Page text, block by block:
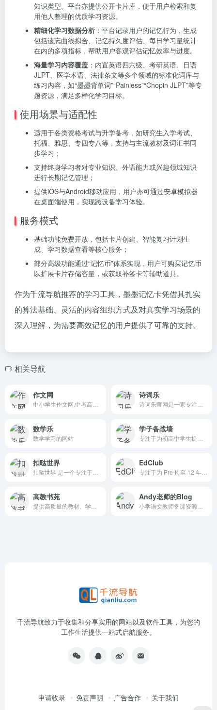
知识类型。平台亦提供公开卡片库，便于用户检索和复
用他人整理的优质学习资源。
精细化学习数据分析 ：平台记录用户的记忆行为，生成
包括遗忘曲线拟合、记忆持久度评估、每日学习量统计
在内的多项指标，帮助用户客观评估记忆效率与进度。
海量学习内容覆盖 ：内置英语四六级、考研英语、日语
JLPT、医学术语、法律条文等多个领域的标准化词库与
练习内容，如“墨墨背单词”“Painless”“Chopin JLPT”等专
题资源，满足多样化学习目标。
使用场景与适配性
适用于各类资格考试与升学备考，如研究生入学考试、
托福、雅思、专四专八等，支持与主流教材及词汇书同
步学习；
支持终身学习者对专业知识、外语能力或兴趣领域知识
进行长期记忆管理；
提供iOS与Android移动应用，用户亦可通过安卓模拟器
在桌面端使用，实现跨设备学习体验。
服务模式
基础功能免费开放，包括卡片创建、智能复习计划生
成、学习数据查看等核心服务；
部分高级功能通过“记忆币”体系实现，用户可购买记忆币
以扩展卡片存储容量，或获取补签卡等辅助道具。
作为千流导航推荐的学习工具，墨墨记忆卡凭借其扎实
的算法基础、灵活的内容组织方式及对真实学习场景的
深入理解，为需要高效记忆的用户提供了可靠的支持。
相关导航
作文网 诗词乐
数学乐
数学学习的网站
学子备战墙
扣哒世界 EdClub
高教书苑 Andy老师的Blog
千流导航致力于收集和分享实用的网站以及软件工具，为您的
工作生活提供一站式启航服务。
申请收录 免责声明 广告合作 关于我们